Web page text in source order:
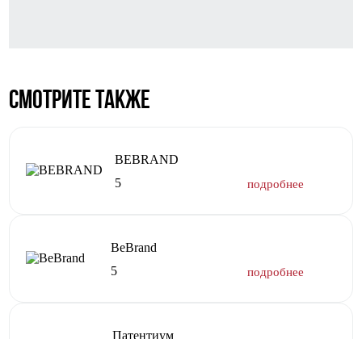
Смотрите также
BEBRAND
5
BeBrand
5
Патентиум